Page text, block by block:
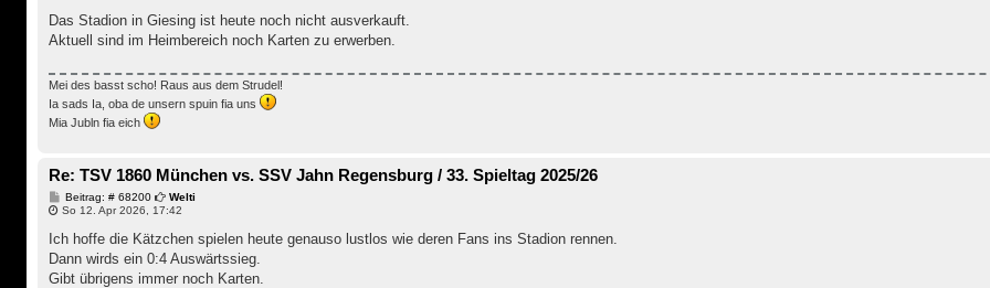
t
a
Das Stadion in Giesing ist heute noch nicht ausverkauft.
Aktuell sind im Heimbereich noch Karten zu erwerben.
Mei des basst scho! Raus aus dem Strudel!
Ia sads Ia, oba de unsern spuin fia uns
Mia Jubln fia eich
Re: TSV 1860 München vs. SSV Jahn Regensburg / 33. Spieltag 2025/26
Beitrag: # 68200B
e
t
a
g
Welti
So 12. Apr 2026, 17:42
Ich hoffe die Kätzchen spielen heute genauso lustlos wie deren Fans ins Stadion rennen.
Dann wirds ein 0:4 Auswärtssieg.
Gibt übrigens immer noch Karten.